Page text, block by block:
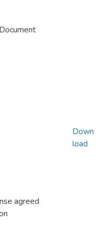
agreed
Down
load